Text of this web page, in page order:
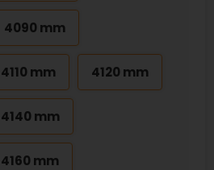
4090 mm
4110 mm 4120 mm
4140 mm
4160 mm